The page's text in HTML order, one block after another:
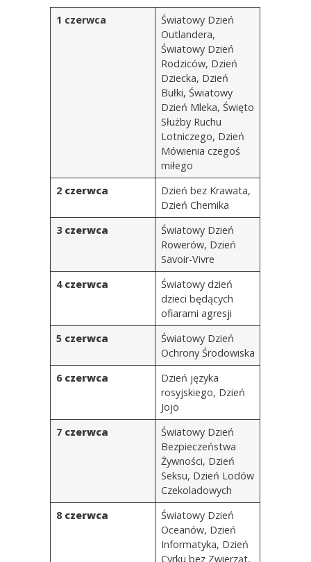
1 czerwca
Światowy Dzień
Outlandera,
Światowy Dzień
Rodziców, Dzień
Dziecka, Dzień
Bułki, Światowy
Dzień Mleka, Święto
Służby Ruchu
Lotniczego, Dzień
Mówienia czegoś
miłego
2 czerwca
Dzień bez Krawata,
Dzień Chemika
3 czerwca
Światowy Dzień
Rowerów, Dzień
Savoir-Vivre
4 czerwca
Światowy dzień
dzieci będących
ofiarami agresji
5 czerwca
Światowy Dzień
Ochrony Środowiska
6 czerwca
Dzień języka
rosyjskiego, Dzień
Jojo
7 czerwca
Światowy Dzień
Bezpieczeństwa
Żywności, Dzień
Seksu, Dzień Lodów
Czekoladowych
8 czerwca
Światowy Dzień
Oceanów, Dzień
Informatyka, Dzień
Cyrku bez Zwierząt,